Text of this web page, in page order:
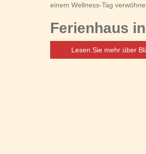
einem Wellness-Tag
Ferienhaus
Lesen Sie mehr über